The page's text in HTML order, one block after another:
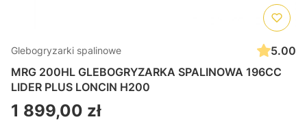
Glebogryzarki spalinowe
5.00
MRG 200HL GLEBOGRYZARKA SPALINOWA 196CC
LIDER PLUS LONCIN H200
Cena
1 899,00 zł